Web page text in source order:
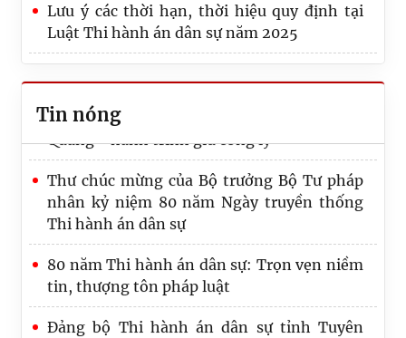
Lưu ý các thời hạn, thời hiệu quy định tại
Luật Thi hành án dân sự năm 2025
NGUỒN, SINH HOẠT CHÍNH TRỊ
Tin nóng
chức thăm hỏi, tặng quà cho các hộ gia đình
thương binh liệt sỹ tại xã Hùng Đức, tỉnh
Tuyên Quang
Quang - hành trình giữ công lý
Thư chúc mừng của Bộ trưởng Bộ Tư pháp
nhân kỷ niệm 80 năm Ngày truyền thống
Thi hành án dân sự
80 năm Thi hành án dân sự: Trọn vẹn niềm
tin, thượng tôn pháp luật
Đảng bộ Thi hành án dân sự tỉnh Tuyên
Quang tổ chức thành công Đại hội đại biểu